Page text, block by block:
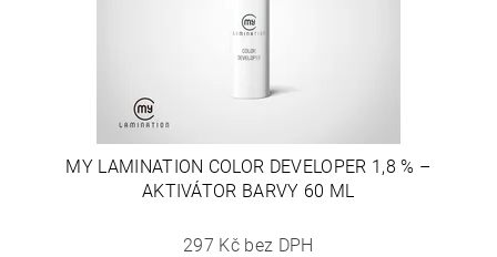
MY LAMINATION COLOR DEVELOPER 1,8 % –
AKTIVÁTOR BARVY 60 ML
297 Kč bez DPH